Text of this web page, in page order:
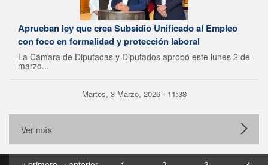
Aprueban ley que crea Subsidio Unificado al Empleo
con foco en formalidad y protección laboral
La Cámara de Diputadas y Diputados aprobó este lunes 2 de
marzo...
Martes, 3 Marzo, 2026 - 11:38
Ver más